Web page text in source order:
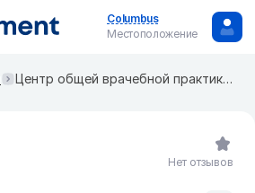
Columbus
Местоположение
Центр общей врачебной практики "ПОЛИС" на Политрука Пасечника
Нет отзывов